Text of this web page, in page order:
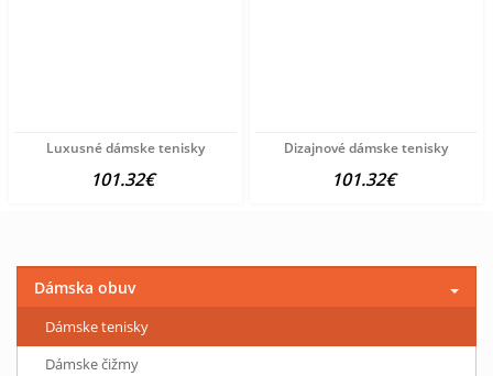
Luxusné dámske tenisky
101.32€
Dizajnové dámske tenisky
101.32€
Dámska obuv
Dámske tenisky
Dámske čižmy